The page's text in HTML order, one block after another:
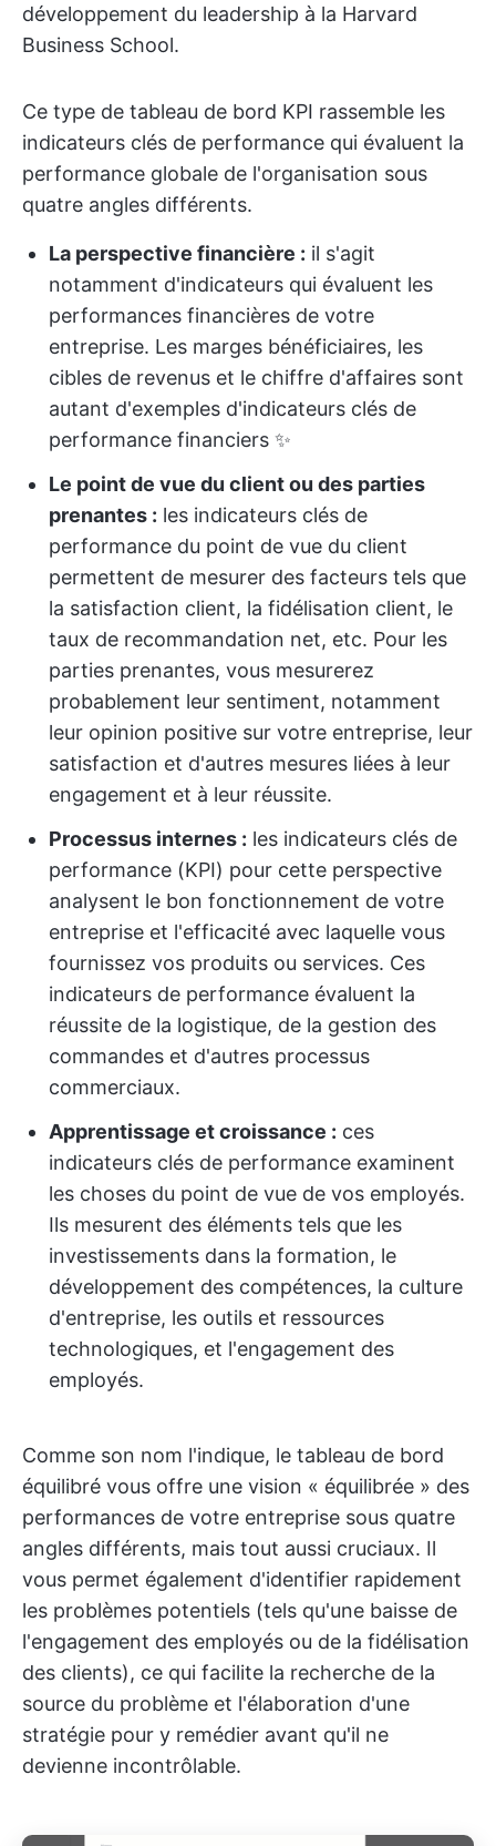
développement du leadership à la Harvard
Business School.
Ce type de tableau de bord KPI rassemble les
indicateurs clés de performance qui évaluent la
performance globale de l'organisation sous
quatre angles différents.
La perspective financière : il s'agit
notamment d'indicateurs qui évaluent les
performances financières de votre
entreprise. Les marges bénéficiaires, les
cibles de revenus et le chiffre d'affaires sont
autant d'exemples d'indicateurs clés de
performance financiers ✨
Le point de vue du client ou des parties
prenantes : les indicateurs clés de
performance du point de vue du client
permettent de mesurer des facteurs tels que
la satisfaction client, la fidélisation client, le
taux de recommandation net, etc. Pour les
parties prenantes, vous mesurerez
probablement leur sentiment, notamment
leur opinion positive sur votre entreprise, leur
satisfaction et d'autres mesures liées à leur
engagement et à leur réussite.
Processus internes : les indicateurs clés de
performance (KPI) pour cette perspective
analysent le bon fonctionnement de votre
entreprise et l'efficacité avec laquelle vous
fournissez vos produits ou services. Ces
indicateurs de performance évaluent la
réussite de la logistique, de la gestion des
commandes et d'autres processus
commerciaux.
Apprentissage et croissance : ces
indicateurs clés de performance examinent
les choses du point de vue de vos employés.
Ils mesurent des éléments tels que les
investissements dans la formation, le
développement des compétences, la culture
d'entreprise, les outils et ressources
technologiques, et l'engagement des
employés.
Comme son nom l'indique, le tableau de bord
équilibré vous offre une vision « équilibrée » des
performances de votre entreprise sous quatre
angles différents, mais tout aussi cruciaux. Il
vous permet également d'identifier rapidement
les problèmes potentiels (tels qu'une baisse de
l'engagement des employés ou de la fidélisation
des clients), ce qui facilite la recherche de la
source du problème et l'élaboration d'une
stratégie pour y remédier avant qu'il ne
devienne incontrôlable.